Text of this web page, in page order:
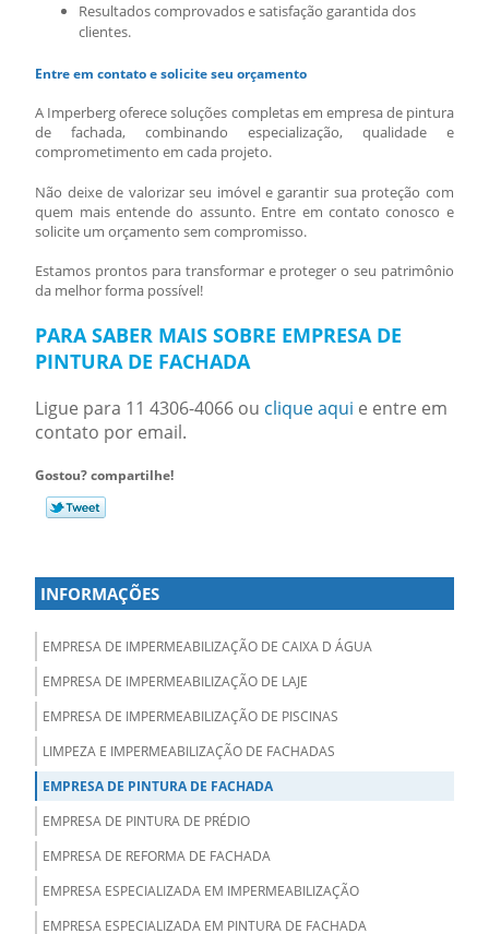
Resultados comprovados e satisfação garantida dos
clientes.
Entre em contato e solicite seu orçamento
A Imperberg oferece soluções completas em empresa de pintura
de fachada, combinando especialização, qualidade e
comprometimento em cada projeto.
Não deixe de valorizar seu imóvel e garantir sua proteção com
quem mais entende do assunto. Entre em contato conosco e
solicite um orçamento sem compromisso.
Estamos prontos para transformar e proteger o seu patrimônio
da melhor forma possível!
PARA SABER MAIS SOBRE EMPRESA DE
PINTURA DE FACHADA
Ligue para 11 4306-4066 ou clique aqui e entre em
contato por email.
Gostou? compartilhe!
INFORMAÇÕES
EMPRESA DE IMPERMEABILIZAÇÃO DE CAIXA D ÁGUA
EMPRESA DE IMPERMEABILIZAÇÃO DE LAJE
EMPRESA DE IMPERMEABILIZAÇÃO DE PISCINAS
LIMPEZA E IMPERMEABILIZAÇÃO DE FACHADAS
EMPRESA DE PINTURA DE FACHADA
EMPRESA DE PINTURA DE PRÉDIO
EMPRESA DE REFORMA DE FACHADA
EMPRESA ESPECIALIZADA EM IMPERMEABILIZAÇÃO
EMPRESA ESPECIALIZADA EM PINTURA DE FACHADA